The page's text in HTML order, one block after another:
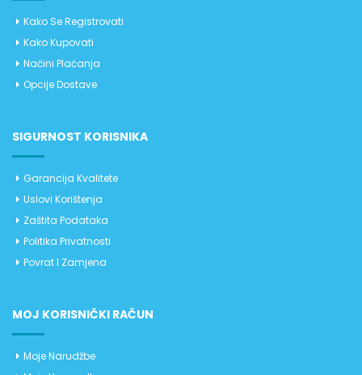
Kako Se Registrovati
Kako Kupovati
Načini Plaćanja
Opcije Dostave
SIGURNOST KORISNIKA
Garancija Kvalitete
Uslovi Korištenja
Zaštita Podataka
Politika Privatnosti
Povrat I Zamjena
MOJ KORISNIČKI RAČUN
Moje Narudžbe